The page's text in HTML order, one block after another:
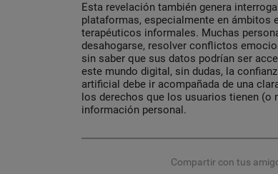
Esta revelación también genera
plataformas, especialmente en ámbitos
terapéuticos informales. Muchas
desahogarse, resolver conflictos
sin saber que sus datos podrían ser
este mundo digital, sin dudas, la
artificial debe ir acompañada de una
los derechos que los usuarios tienen (o
información personal.
Compartir con tus